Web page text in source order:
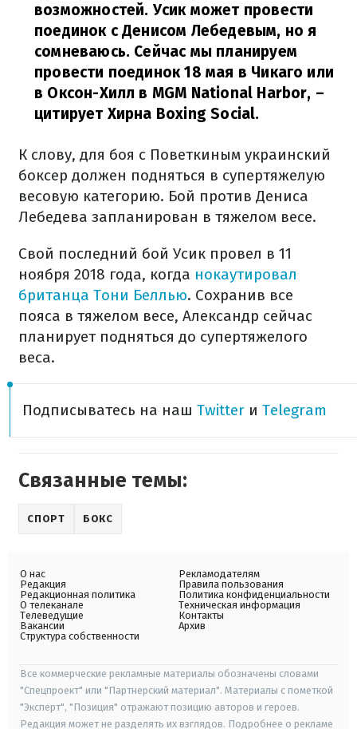
возможностей. Усик может провести
поединок с Денисом Лебедевым, но я
сомневаюсь. Сейчас мы планируем
провести поединок 18 мая в Чикаго или
в Оксон-Хилл в MGM National Harbor, –
цитирует Хирна Boxing Social.
К слову, для боя с Поветкиным украинский
боксер должен подняться в супертяжелую
весовую категорию. Бой против Дениса
Лебедева запланирован в тяжелом весе.
Свой последний бой Усик провел в 11
ноября 2018 года, когда нокаутировал
британца Тони Беллью. Сохранив все
пояса в тяжелом весе, Александр сейчас
планирует подняться до супертяжелого
веса.
Подписыватесь на наш Twitter и Telegram
Связанные темы:
СПОРТ БОКС
О нас
Редакция
Редакционная политика
О телеканале
Телеведущие
Вакансии
Структура собственности
Рекламодателям
Правила пользования
Политика конфиденциальности
Техническая информация
Контакты
Архив
Все коммерческие рекламные материалы обозначены словами
"Спецпроект" или "Партнерский материал". Материалы с пометкой
"Эксперт", "Позиция" отражают позицию авторов и героев.
Редакция может не разделять их взглядов. Подробнее о рекламе